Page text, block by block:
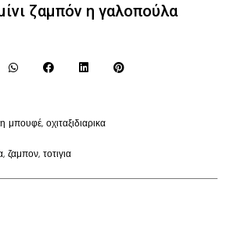
ζαμπόν η γαλοπούλα
μπουφέ, οχιταξιδιαρικα
, ζαμπον, τοτιγια